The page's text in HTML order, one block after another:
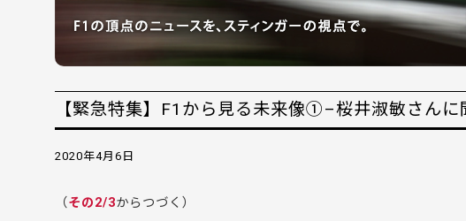
【緊急特集】F1から見る未来像①–桜井淑敏さん
2020年4月6日
（その2/3からつづく）